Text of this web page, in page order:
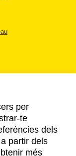
per
te
dels
partir dels
més